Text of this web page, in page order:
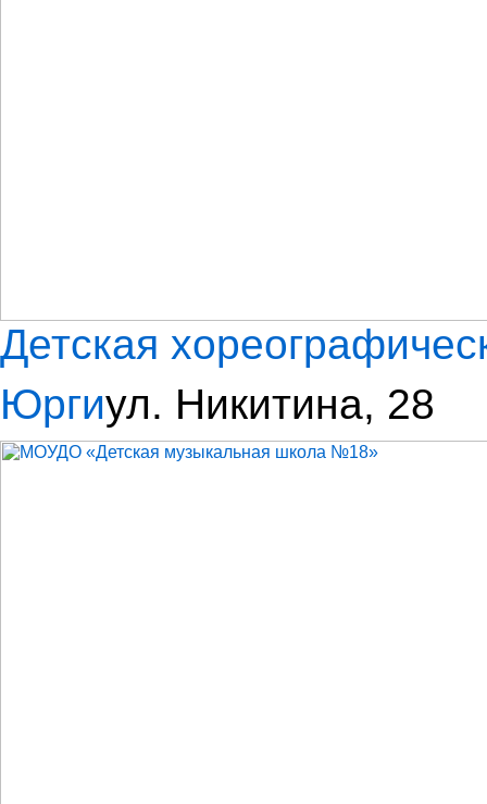
Детская
Юргиул. Никитина, 28